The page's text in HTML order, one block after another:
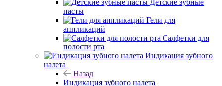
Детские зубные
пасты
Гели для
аппликаций
Салфетки для
полости рта
Индикация зубного
налета
Назад
Индикация зубного налета